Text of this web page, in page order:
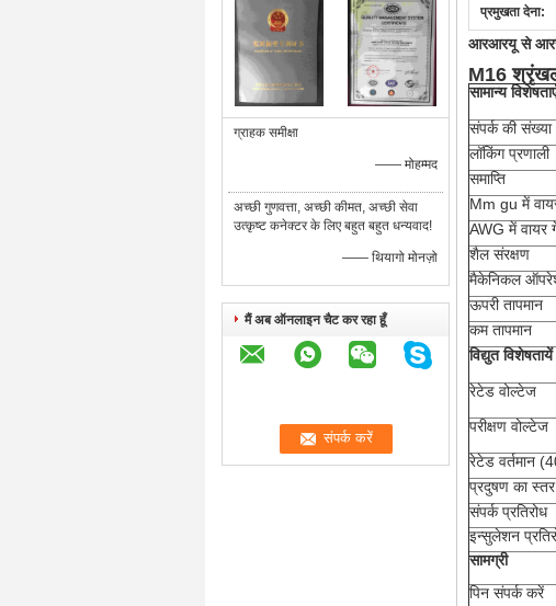
ग्राहक समीक्षा
—— मोहम्मद
अच्छी गुणवत्ता, अच्छी कीमत, अच्छी सेवा
उत्कृष्ट कनेक्टर के लिए बहुत बहुत धन्यवाद!
—— थियागो मोनज़ो
मैं अब ऑनलाइन चैट कर रहा हूँ
प्रमुखता देना:
आरआरयू से
M16
सामान्य
संपर्क की संख्या
लॉकिंग प्रणाली
समाप्ति
Mm gu में
AWG में वायर
शैल संरक्षण
मैकेनिकल
ऊपरी तापमान
कम तापमान
विद्युत विशेषतायें
रेटेड वोल्टेज
परीक्षण वोल्टेज
रेटेड वर्तमान
प्रदुषण का स्तर
संपर्क प्रतिरोध
इन्सुलेशन
सामग्री
पिन संपर्क करें